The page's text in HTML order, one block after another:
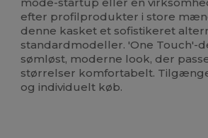
mode-startup eller en
efter profilprodukter i store
denne kasket et sofistikeret
standardmodeller. 'One Touch'-
sømløst, moderne look, der
størrelser komfortabelt.
og individuelt køb.